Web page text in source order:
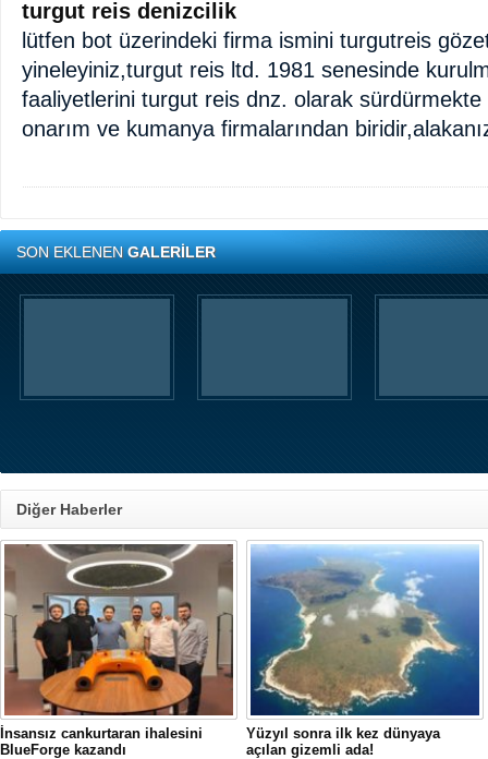
turgut reis denizcilik
lütfen bot üzerindeki firma ismini turgutreis
yineleyiniz,turgut reis ltd. 1981 senesinde
faaliyetlerini turgut reis dnz. olarak
onarım ve kumanya firmalarından
SON EKLENENGALERİLER
Diğer Haberler
İnsansız cankurtaran ihalesini
BlueForge kazandı
Yüzyıl sonra ilk kez dünyaya
açılan gizemli ada!